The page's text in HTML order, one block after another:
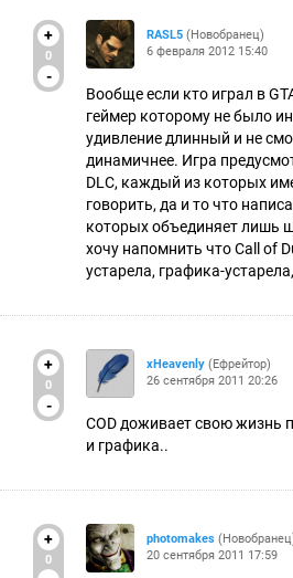
+
0
-
RASL5 (Новобранец)
6 февраля 2012 15:40
Вообще если кто играл в
геймер которому не было
удивление длинный и не
динамичнее. Игра
DLC, каждый из которых
говорить, да и то что
которых объединяет лишь
хочу напомнить что Call of
устарела, графика-
+
0
-
xHeavenly (Ефрейтор)
26 сентября 2011 20:26
COD доживает свою жизнь
и графика..
+
0
photomakes
20 сентября 2011 17:59